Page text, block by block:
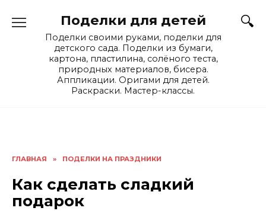
Поделки для детей
Поделки своими руками, поделки для
детского сада. Поделки из бумаги,
картона, пластилина, солёного теста,
природных материалов, бисера.
Аппликации. Оригами для детей.
Раскраски. Мастер-классы.
ГЛАВНАЯ » ПОДЕЛКИ НА ПРАЗДНИКИ
Как сделать сладкий
подарок